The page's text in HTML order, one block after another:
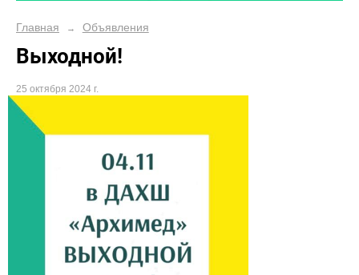
Главная → Объявления
Выходной!
25 октября 2024 г.